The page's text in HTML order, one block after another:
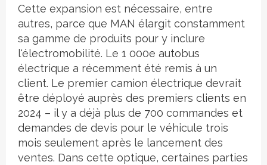
Cette expansion est nécessaire, entre
autres, parce que MAN élargit constamment
sa gamme de produits pour y inclure
l'électromobilité. Le 1 000e autobus
électrique a récemment été remis à un
client. Le premier camion électrique devrait
être déployé auprès des premiers clients en
2024 – il y a déjà plus de 700 commandes et
demandes de devis pour le véhicule trois
mois seulement après le lancement des
ventes. Dans cette optique, certaines parties